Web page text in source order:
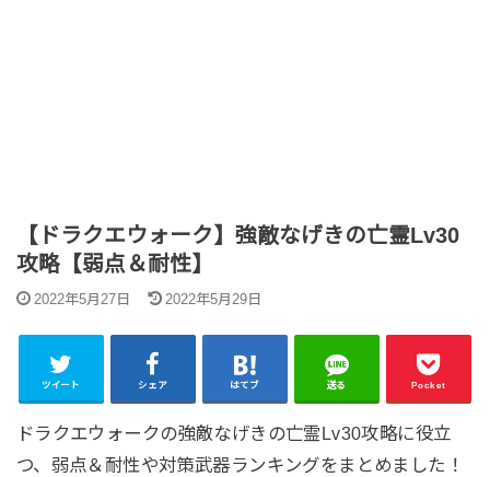
【ドラクエウォーク】強敵なげきの亡霊Lv30
攻略【弱点＆耐性】
2022年5月27日 2022年5月29日
ツイート シェア はてブ 送る Pocket
ドラクエウォークの強敵なげきの亡霊Lv30攻略に役立
つ、弱点＆耐性や対策武器ランキングをまとめました！